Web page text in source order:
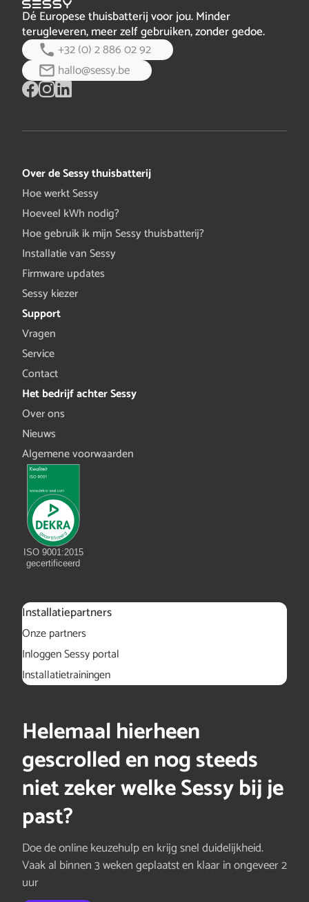
Dé Europese thuisbatterij voor jou. Minder
terugleveren, meer zelf gebruiken, zonder gedoe.
+32 (0) 2 886 02 92
hallo@sessy.be
Over de Sessy thuisbatterij
Hoe werkt Sessy
Hoeveel kWh nodig?
Hoe gebruik ik mijn Sessy thuisbatterij?
Installatie van Sessy
Firmware updates
Sessy kiezer
Support
Vragen
Service
Contact
Het bedrijf achter Sessy
Over ons
Nieuws
Algemene voorwaarden
ISO 9001:2015
gecertificeerd
Installatiepartners
Onze partners
Inloggen Sessy portal
Installatietrainingen
Helemaal hierheen
gescrolled en nog steeds
niet zeker welke Sessy bij je
past?
Doe de online keuzehulp en krijg snel duidelijkheid.
Vaak al binnen 3 weken geplaatst en klaar in ongeveer 2
uur